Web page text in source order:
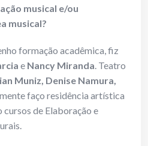
musical e/ou
musical?
formação acadêmica, fiz
e Nancy Miranda. Teatro
Muniz, Denise Namura,
faço residência artística
de Elaboração e